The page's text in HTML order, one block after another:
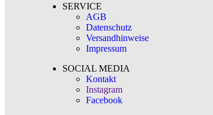
SERVICE
AGB
Datenschutz
Versandhinweise
Impressum
SOCIAL MEDIA
Kontakt
Instagram
Facebook